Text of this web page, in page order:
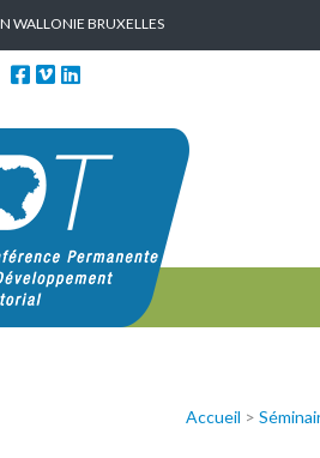
WALLONIE BRUXELLES
Accueil >